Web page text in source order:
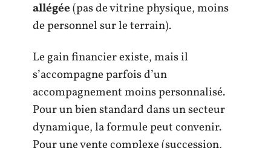
allégée(pas de vitrine physique, moins
de personnel sur le terrain).
Le gain financier existe, mais il
s’accompagne parfois d’un
accompagnement moins personnalisé.
Pour un bien standard dans un secteur
dynamique, la formule peut convenir.
Pour une vente complexe (succession,